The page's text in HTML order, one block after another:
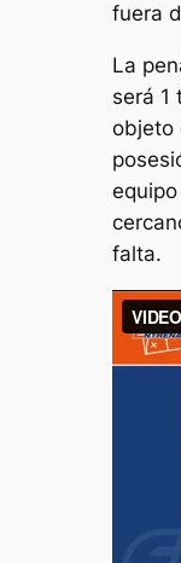
fuera
La
será 1
objeto
falta.